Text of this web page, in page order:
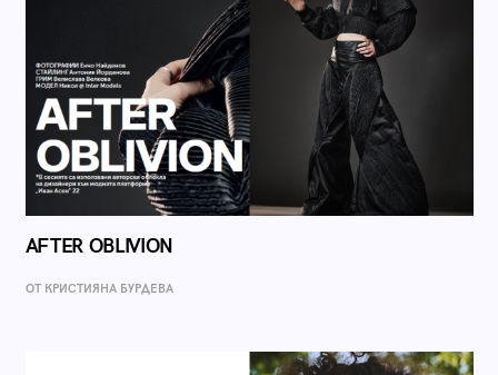
AFTER OBLIVION
ОТ КРИСТИЯНА БУРДЕВА